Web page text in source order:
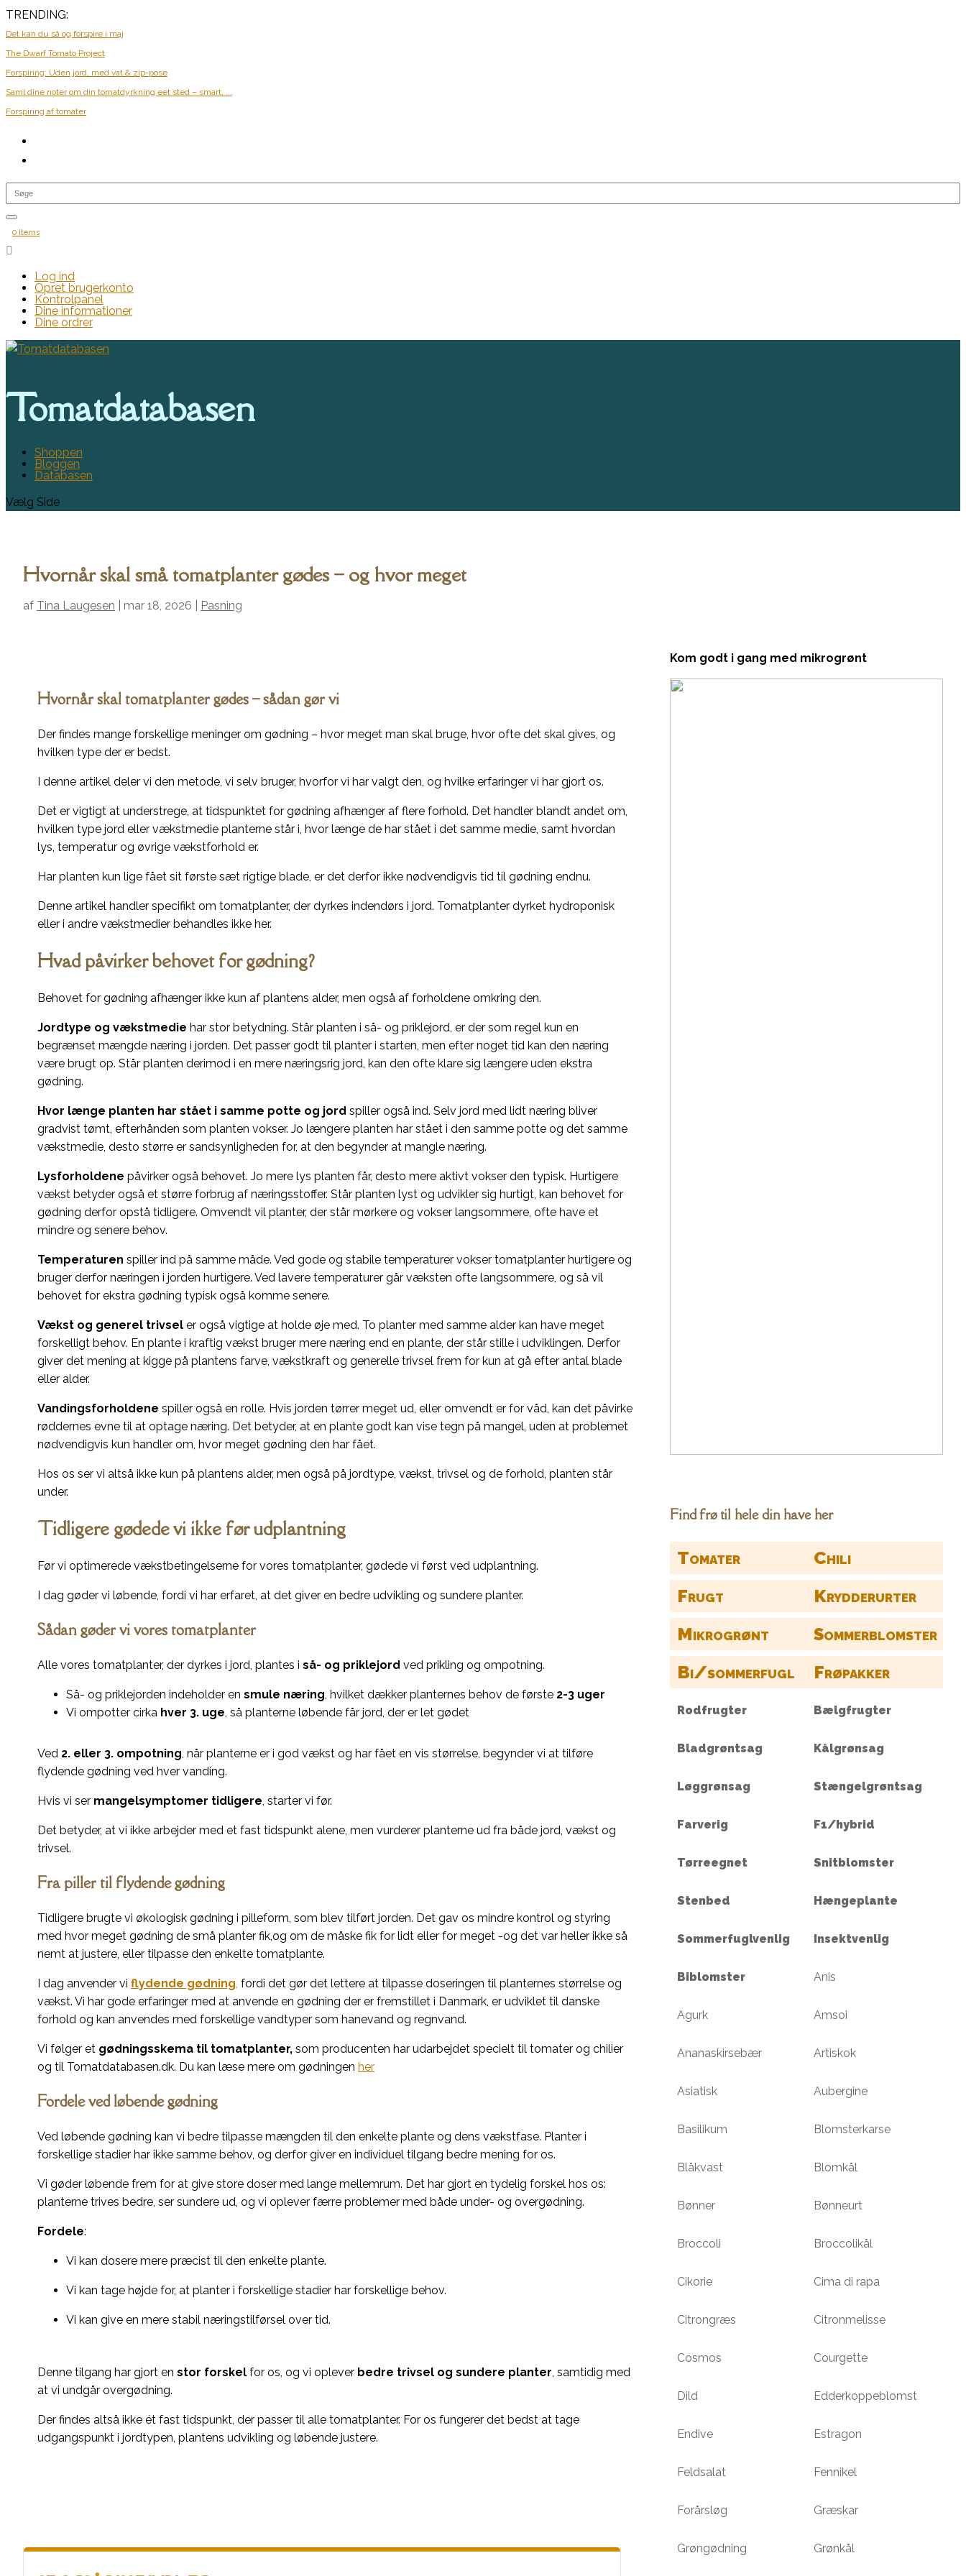
TRENDING:
Det kan du så og forspire i maj
The Dwarf Tomato Project
Forspiring: Uden jord, med vat & zip-pose
Saml dine noter om din tomatdyrkning eet sted – smart, ...
Forspiring af tomater
0 Items

Log ind
Opret brugerkonto
Kontrolpanel
Dine informationer
Dine ordrer
Tomatdatabasen
Shoppen
Bloggen
Databasen
Vælg Side
Hvornår skal små tomatplanter gødes – og hvor meget
af Tina Laugesen mar 18, 2026 Pasning
Hvornår skal tomatplanter gødes – sådan gør vi
Der findes mange forskellige meninger om gødning – hvor meget man skal bruge, hvor ofte det skal gives, og
hvilken type der er bedst.
I denne artikel deler vi den metode, vi selv bruger, hvorfor vi har valgt den, og hvilke erfaringer vi har gjort os.
Det er vigtigt at understrege, at tidspunktet for gødning afhænger af flere forhold. Det handler blandt andet om,
hvilken type jord eller vækstmedie planterne står i, hvor længe de har stået i det samme medie, samt hvordan
lys, temperatur og øvrige vækstforhold er.
Har planten kun lige fået sit første sæt rigtige blade, er det derfor ikke nødvendigvis tid til gødning endnu.
Denne artikel handler specifikt om tomatplanter, der dyrkes indendørs i jord. Tomatplanter dyrket hydroponisk
eller i andre vækstmedier behandles ikke her.
Hvad påvirker behovet for gødning?
Behovet for gødning afhænger ikke kun af plantens alder, men også af forholdene omkring den.
Jordtype og vækstmedie har stor betydning. Står planten i så- og priklejord, er der som regel kun en
begrænset mængde næring i jorden. Det passer godt til planter i starten, men efter noget tid kan den næring
være brugt op. Står planten derimod i en mere næringsrig jord, kan den ofte klare sig længere uden ekstra
gødning.
Hvor længe planten har stået i samme potte og jord spiller også ind. Selv jord med lidt næring bliver
gradvist tømt, efterhånden som planten vokser. Jo længere planten har stået i den samme potte og det samme
vækstmedie, desto større er sandsynligheden for, at den begynder at mangle næring.
Lysforholdene påvirker også behovet. Jo mere lys planten får, desto mere aktivt vokser den typisk. Hurtigere
vækst betyder også et større forbrug af næringsstoffer. Står planten lyst og udvikler sig hurtigt, kan behovet for
gødning derfor opstå tidligere. Omvendt vil planter, der står mørkere og vokser langsommere, ofte have et
mindre og senere behov.
Temperaturen spiller ind på samme måde. Ved gode og stabile temperaturer vokser tomatplanter hurtigere og
bruger derfor næringen i jorden hurtigere. Ved lavere temperaturer går væksten ofte langsommere, og så vil
behovet for ekstra gødning typisk også komme senere.
Vækst og generel trivsel er også vigtige at holde øje med. To planter med samme alder kan have meget
forskelligt behov. En plante i kraftig vækst bruger mere næring end en plante, der står stille i udviklingen. Derfor
giver det mening at kigge på plantens farve, vækstkraft og generelle trivsel frem for kun at gå efter antal blade
eller alder.
Vandingsforholdene spiller også en rolle. Hvis jorden tørrer meget ud, eller omvendt er for våd, kan det påvirke
røddernes evne til at optage næring. Det betyder, at en plante godt kan vise tegn på mangel, uden at problemet
nødvendigvis kun handler om, hvor meget gødning den har fået.
Hos os ser vi altså ikke kun på plantens alder, men også på jordtype, vækst, trivsel og de forhold, planten står
under.
Tidligere gødede vi ikke før udplantning
Før vi optimerede vækstbetingelserne for vores tomatplanter, gødede vi først ved udplantning.
I dag gøder vi løbende, fordi vi har erfaret, at det giver en bedre udvikling og sundere planter.
Sådan gøder vi vores tomatplanter
Alle vores tomatplanter, der dyrkes i jord, plantes i så- og priklejord ved prikling og ompotning.
Så- og priklejorden indeholder en smule næring , hvilket dækker planternes behov de første 2-3 uger
Vi ompotter cirka hver 3. uge , så planterne løbende får jord, der er let gødet
Ved 2. eller 3. ompotning , når planterne er i god vækst og har fået en vis størrelse, begynder vi at tilføre
flydende gødning ved hver vanding.
Hvis vi ser mangelsymptomer tidligere , starter vi før.
Det betyder, at vi ikke arbejder med et fast tidspunkt alene, men vurderer planterne ud fra både jord, vækst og
trivsel.
Fra piller til flydende gødning
Tidligere brugte vi økologisk gødning i pilleform, som blev tilført jorden. Det gav os mindre kontrol og styring
med hvor meget gødning de små planter fik,og om de måske fik for lidt eller for meget -og det var heller ikke så
nemt at justere, eller tilpasse den enkelte tomatplante.
I dag anvender vi flydende gødning fordi det gør det lettere at tilpasse doseringen til planternes størrelse og
vækst. Vi har gode erfaringer med at anvende en gødning der er fremstillet i Danmark, er udviklet til danske
forhold og kan anvendes med forskellige vandtyper som hanevand og regnvand.
Vi følger et gødningsskema til tomatplanter, som producenten har udarbejdet specielt til tomater og chilier
og til Tomatdatabasen.dk. Du kan læse mere om gødningen her
Fordele ved løbende gødning
Ved løbende gødning kan vi bedre tilpasse mængden til den enkelte plante og dens vækstfase. Planter i
forskellige stadier har ikke samme behov, og derfor giver en individuel tilgang bedre mening for os.
Vi gøder løbende frem for at give store doser med lange mellemrum. Det har gjort en tydelig forskel hos os:
planterne trives bedre, ser sundere ud, og vi oplever færre problemer med både under- og overgødning.
Fordele:
Vi kan dosere mere præcist til den enkelte plante.
Vi kan tage højde for, at planter i forskellige stadier har forskellige behov.
Vi kan give en mere stabil næringstilførsel over tid.
Denne tilgang har gjort en stor forskel for os, og vi oplever bedre trivsel og sundere planter , samtidig med
at vi undgår overgødning.
Der findes altså ikke ét fast tidspunkt, der passer til alle tomatplanter. For os fungerer det bedst at tage
udgangspunkt i jordtypen, plantens udvikling og løbende justere.
Kom godt i gang med mikrogrønt
Find frø til hele din have her
Tomater
Chili
Frugt
Krydderurter
Mikrogrønt
Sommerblomster
Bi/sommerfugl
Frøpakker
Rodfrugter Bælgfrugter
Bladgrøntsag Kålgrønsag
Løggrønsag Stængelgrøntsag
Farverig F1/hybrid
Tørreegnet Snitblomster
Stenbed Hængeplante
Sommerfuglvenlig Insektvenlig
Biblomster Anis
Agurk Amsoi
Ananaskirsebær Artiskok
Asiatisk Aubergine
Basilikum Blomsterkarse
Blåkvast Blomkål
Bønner Bønneurt
Broccoli Broccolikål
Cikorie Cima di rapa
Citrongræs Citronmelisse
Cosmos Courgette
Dild Edderkoppeblomst
Endive Estragon
Feldsalat Fennikel
Forårsløg Græskar
Grøngødning Grønkål